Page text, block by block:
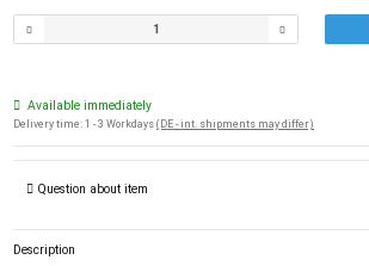
Available immediately
Delivery time: 1 - 3 Workdays (DE - int. shipments may differ)
Question about item
Description